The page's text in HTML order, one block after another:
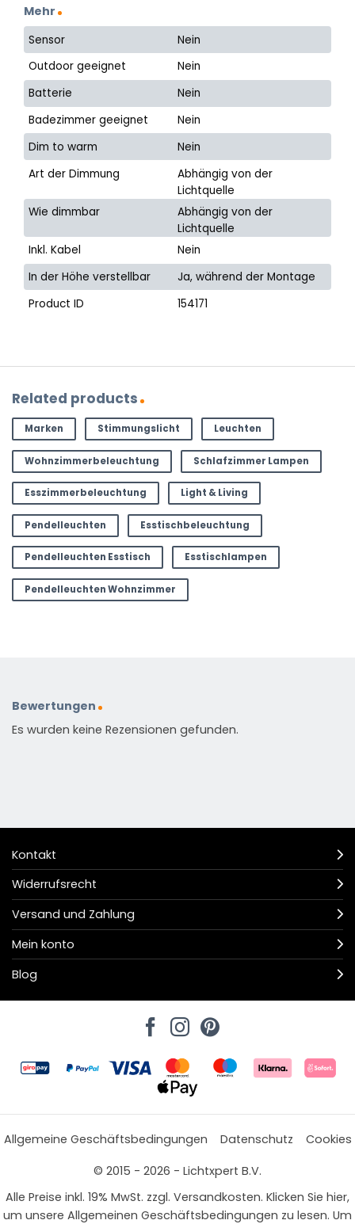
Mehr
Sensor
Nein
Outdoor geeignet
Nein
Batterie
Nein
Badezimmer geeignet
Nein
Dim to warm
Nein
Art der Dimmung
Abhängig von der
Lichtquelle
Wie dimmbar
Abhängig von der
Lichtquelle
Inkl. Kabel
Nein
In der Höhe verstellbar
Ja, während der Montage
Product ID
154171
Related products
Marken Stimmungslicht Leuchten
Wohnzimmerbeleuchtung Schlafzimmer Lampen
Esszimmerbeleuchtung Light & Living
Pendelleuchten Esstischbeleuchtung
Pendelleuchten Esstisch Esstischlampen
Pendelleuchten Wohnzimmer
Bewertungen
Es wurden keine Rezensionen gefunden.
Kontakt
Widerrufsrecht
Versand und Zahlung
Mein konto
Blog
Allgemeine Geschäftsbedingungen Datenschutz
Cookies
© 2015 - 2026 - Lichtxpert B.V.
Alle Preise inkl. 19% MwSt. zzgl. Versandkosten. Klicken Sie hier,
um unsere Allgemeinen Geschäftsbedingungen zu lesen. Um